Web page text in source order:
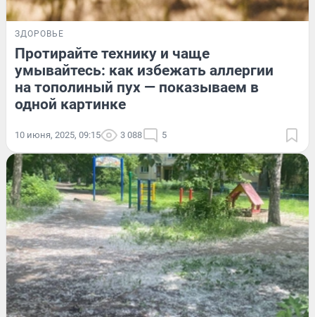
ЗДОРОВЬЕ
Протирайте технику и чаще
умывайтесь: как избежать аллергии
на тополиный пух — показываем в
одной картинке
10 июня, 2025, 09:15 3 088 5